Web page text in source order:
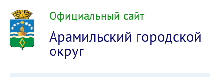
Официальный сайт
Арамильский городской
округ